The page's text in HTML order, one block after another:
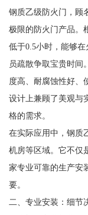
钢质乙级防火门，顾
极限的防火门产品。
低于0.5小时，能够
员疏散争取宝贵时间
度高、耐腐蚀性好、
设计上兼顾了美观与
格的需求。
在实际应用中，钢质
机房等区域。它不仅
家专业可靠的生产安
要。
二、专业安装：细节